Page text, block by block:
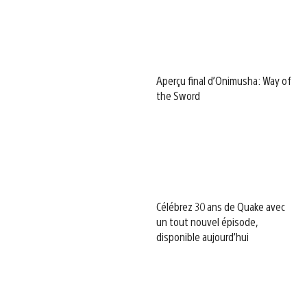
Aperçu final d’Onimusha: Way of
the Sword
Célébrez 30 ans de Quake avec
un tout nouvel épisode,
disponible aujourd’hui